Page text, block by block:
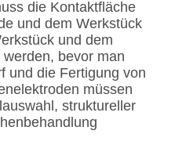
die Kontaktfläche
und dem Werkstück
und dem
bevor man
und die Fertigung von
müssen
struktureller